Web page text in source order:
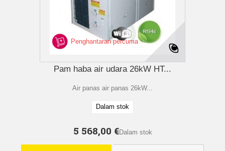
Penghantaran percuma
Pam haba air udara 26kW HT...
Air panas air panas 26kW...
Dalam stok
5 568,00 €Dalam stok